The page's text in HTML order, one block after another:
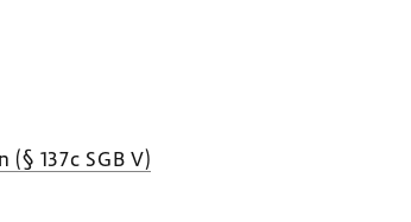
137c SGB V)